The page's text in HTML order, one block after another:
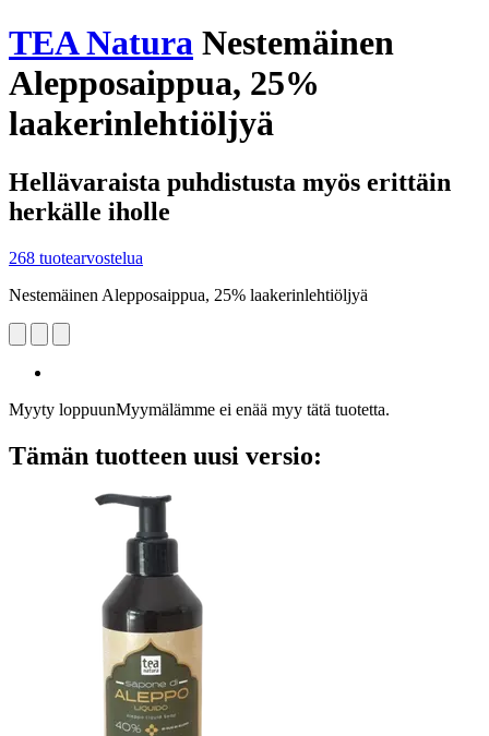
TEA Natura Nestemäinen
Alepposaippua, 25%
laakerinlehtiöljyä
Hellävaraista puhdistusta myös erittäin
herkälle iholle
268 tuotearvostelua
Nestemäinen Alepposaippua, 25% laakerinlehtiöljyä
Myyty loppuunMyymälämme ei enää myy tätä tuotetta.
Tämän tuotteen uusi versio: